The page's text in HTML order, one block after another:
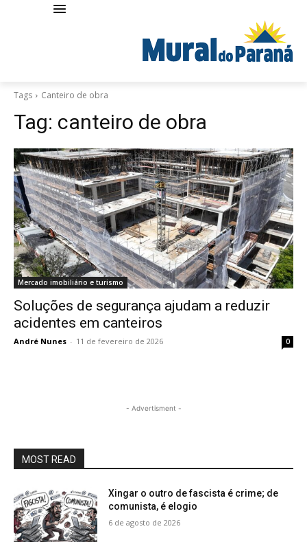
Tags Canteiro de obra
Tag: canteiro de obra
Mercado imobiliário e turismo
Soluções de segurança ajudam a reduzir
acidentes em canteiros
André Nunes - 11 de fevereiro de 2026 0
- Advertisment -
MOST READ
Xingar o outro de fascista é crime; de
comunista, é elogio
6 de agosto de 2026